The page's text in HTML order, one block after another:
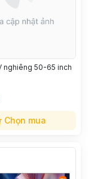
nghiêng 50-65 inch
Chọn mua